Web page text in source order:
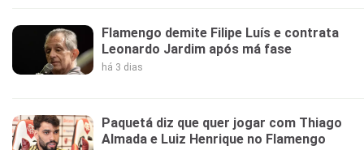
Flamengo demite Filipe Luís e contrata
Leonardo Jardim após má fase
há 3 dias
Paquetá diz que quer jogar com Thiago
Almada e Luiz Henrique no Flamengo